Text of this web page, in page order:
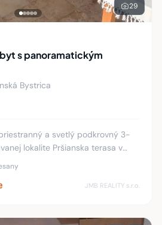
29
s panoramatickým
Bystrica
a svetlý podkrovný 3-
lokalite Pršianska terasa v
JMB REALITY s.r.o.